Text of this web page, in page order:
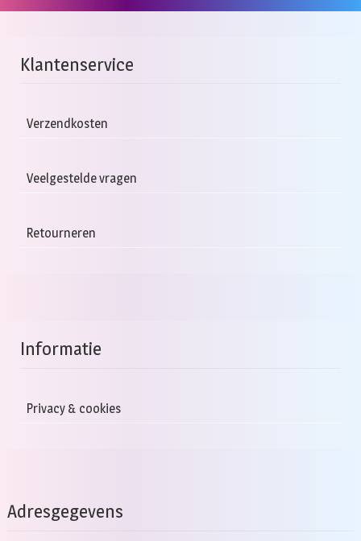
Klantenservice
Verzendkosten
Veelgestelde vragen
Retourneren
Informatie
Privacy & cookies
Adresgegevens